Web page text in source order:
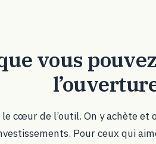
vous
cœur de l’outil. On y achète et
Pour ceux qui